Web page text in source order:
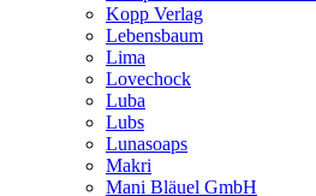
Kopp Verlag
Lebensbaum
Lima
Lovechock
Luba
Lubs
Lunasoaps
Makri
Mani Bläuel GmbH